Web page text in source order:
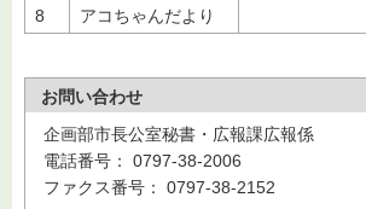
8
アコちゃんだより
お問い合わせ
企画部市長公室秘書・広報課広報係
電話番号： 0797-38-2006
ファクス番号： 0797-38-2152